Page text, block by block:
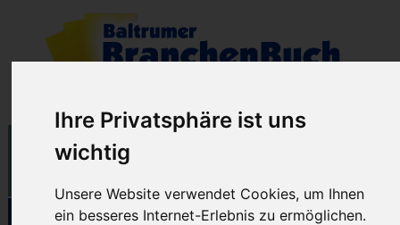
Ihre Privatsphäre ist uns
wichtig
Unsere Website verwendet Cookies, um Ihnen
ein besseres Internet-Erlebnis zu ermöglichen.